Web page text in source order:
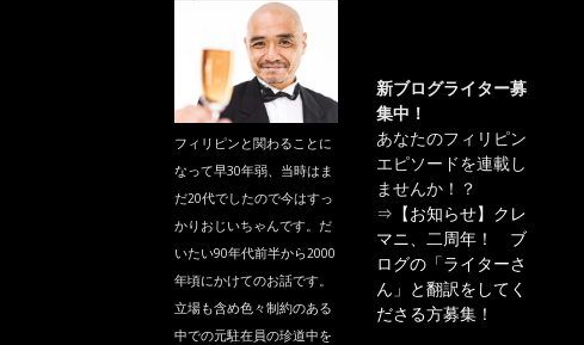
フィリピンと関わることに
なって早30年弱、当時はま
だ20代でしたので今はすっ
かりおじいちゃんです。だ
いたい90年代前半から2000
年頃にかけてのお話です。
立場も含め色々制約のある
中での元駐在員の珍道中を
新ブログライター募
集中！
あなたのフィリピン
エピソードを連載し
ませんか！？
⇒ 【お知らせ】クレ
マニ、二周年！ ブ
ログの「ライターさ
ん」と翻訳をしてく
ださる方募集！